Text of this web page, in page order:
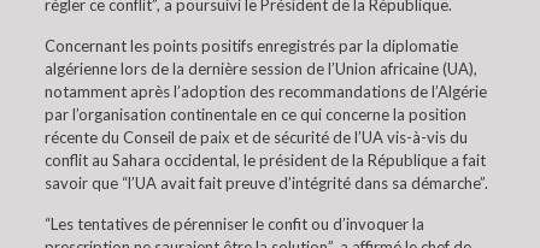
régler ce conflit”, a poursuivi le Président de la République.
Concernant les points positifs enregistrés par la diplomatie
algérienne lors de la dernière session de l’Union africaine (UA),
notamment après l’adoption des recommandations de l’Algérie
par l’organisation continentale en ce qui concerne la position
récente du Conseil de paix et de sécurité de l’UA vis-à-vis du
conflit au Sahara occidental, le président de la République a fait
savoir que “l’UA avait fait preuve d’intégrité dans sa démarche”.
“Les tentatives de pérenniser le confit ou d’invoquer la